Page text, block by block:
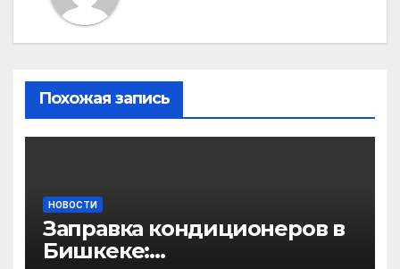
Похожая запись
НОВОСТИ
Заправка кондиционеров в
Бишкеке: